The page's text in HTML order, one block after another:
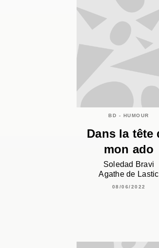
BD - HUMOUR
Dans la tête
mon ado
Soledad Bravi
Agathe de Lastic
08/06/2022